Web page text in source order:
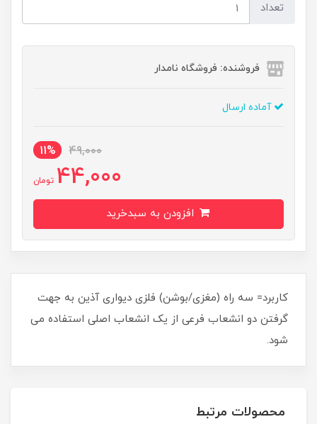
تعداد
فروشنده: فروشگاه نامدار
آماده ارسال
49,000
11%
44,000 تومان
کاربرد= سه راه (مغزی/بوشن) فلزى ديوارى آذین به جهت
گرفتن دو انشعاب فرعی از یک انشعاب اصلی استفاده می
شود.
محصولات مرتبط